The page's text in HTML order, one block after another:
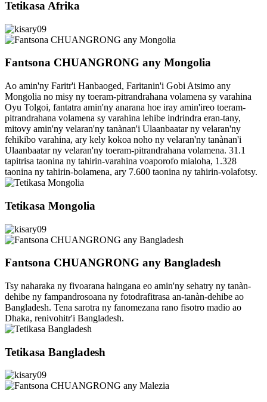
Tetikasa Afrika
Fantsona CHUANGRONG any Mongolia
Ao amin'ny Faritr'i Hanbaoged, Faritanin'i Gobi Atsimo any
Mongolia no misy ny toeram-pitrandrahana volamena sy varahina
Oyu Tolgoi, fantatra amin'ny anarana hoe iray amin'ireo toeram-
pitrandrahana volamena sy varahina lehibe indrindra eran-tany,
mitovy amin'ny velaran'ny tanànan'i Ulaanbaatar ny velaran'ny
fehikibo varahina, ary kely kokoa noho ny velaran'ny tanànan'i
Ulaanbaatar ny velaran'ny toeram-pitrandrahana volamena. 31.1
tapitrisa taonina ny tahirin-varahina voaporofo mialoha, 1.328
taonina ny tahirin-bolamena, ary 7.600 taonina ny tahirin-volafotsy.
Tetikasa Mongolia
Fantsona CHUANGRONG any Bangladesh
Tsy naharaka ny fivoarana haingana eo amin'ny sehatry ny tanàn-
dehibe ny fampandrosoana ny fotodrafitrasa an-tanàn-dehibe ao
Bangladesh. Tena sarotra ny fanomezana rano fisotro madio ao
Dhaka, renivohitr'i Bangladesh.
Tetikasa Bangladesh